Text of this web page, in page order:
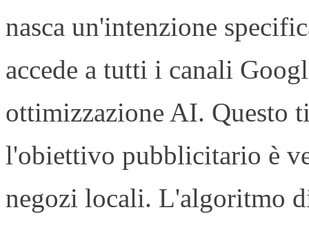
nasca un'intenzione
accede a tutti i canali
ottimizzazione AI. Questo
l'obiettivo pubblicitario è
negozi locali. L'algoritmo